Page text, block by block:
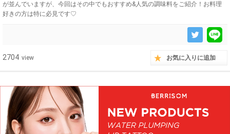
が並んでいますが、今回はその中でもおすすめ&人気の調味料をご紹介！お料理
好きの方は特に必見です♡
2704 view お気に入りに追加